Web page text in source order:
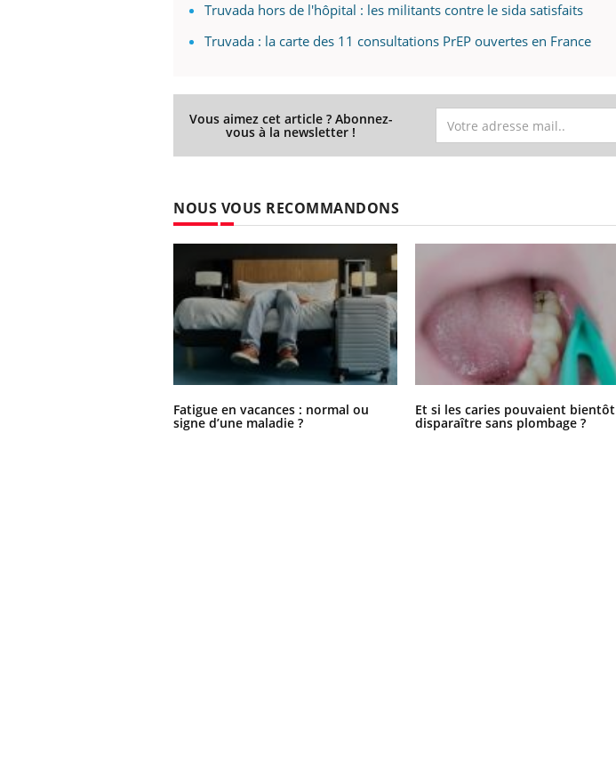
Truvada hors de l'hôpital : les militants contre le sida satisfaits
Truvada : la carte des 11 consultations PrEP ouvertes en France
Vous aimez cet article ? Abonnez-
vous à la newsletter !
NOUS VOUS RECOMMANDONS
Fatigue en vacances : normal ou
signe d’une maladie ?
Et si les caries pouvaient bientôt
disparaître sans plombage ?